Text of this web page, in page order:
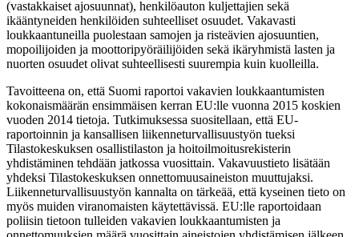
(vastakkaiset ajosuunnat), henkilöauton kuljettajien sekä
ikääntyneiden henkilöiden suhteelliset osuudet. Vakavasti
loukkaantuneilla puolestaan samojen ja risteävien ajosuuntien,
mopoilijoiden ja moottoripyöräilijöiden sekä ikäryhmistä lasten ja
nuorten osuudet olivat suhteellisesti suurempia kuin kuolleilla.
Tavoitteena on, että Suomi raportoi vakavien loukkaantumisten
kokonaismäärän ensimmäisen kerran EU:lle vuonna 2015 koskien
vuoden 2014 tietoja. Tutkimuksessa suositellaan, että EU-
raportoinnin ja kansallisen liikenneturvallisuustyön tueksi
Tilastokeskuksen osallistilaston ja hoitoilmoitusrekisterin
yhdistäminen tehdään jatkossa vuosittain. Vakavuustieto lisätään
yhdeksi Tilastokeskuksen onnettomuusaineiston muuttujaksi.
Liikenneturvallisuustyön kannalta on tärkeää, että kyseinen tieto on
myös muiden viranomaisten käytettävissä. EU:lle raportoidaan
poliisin tietoon tulleiden vakavien loukkaantumisten ja